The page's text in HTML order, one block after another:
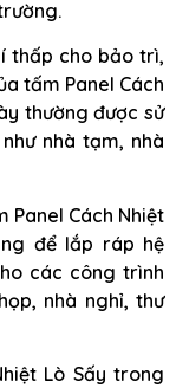
thấp cho bảo trì,
tấm Panel Cách
thường được sử
nhà tạm, nhà
Cách Nhiệt
để lắp ráp hệ
các công trình
nhà nghỉ, thư
Lò Sấy trong